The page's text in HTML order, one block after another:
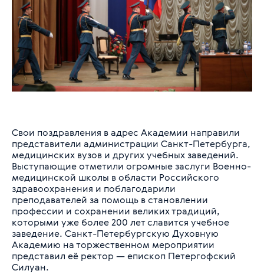
Свои поздравления в адрес Академии направили
представители администрации Санкт-Петербурга,
медицинских вузов и других учебных заведений.
Выступающие отметили огромные заслуги Военно-
медицинской школы в области Российского
здравоохранения и поблагодарили
преподавателей за помощь в становлении
профессии и сохранении великих традиций,
которыми уже более 200 лет славится учебное
заведение. Санкт-Петербургскую Духовную
Академию на торжественном мероприятии
представил её ректор — епископ Петергофский
Силуан.